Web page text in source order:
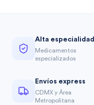
Alta especialidad
Medicamentos
especializados
Envíos express
CDMX y Área
Metropolitana